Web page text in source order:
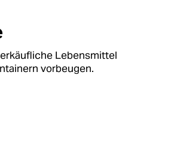
Lebensmittel
vorbeugen.